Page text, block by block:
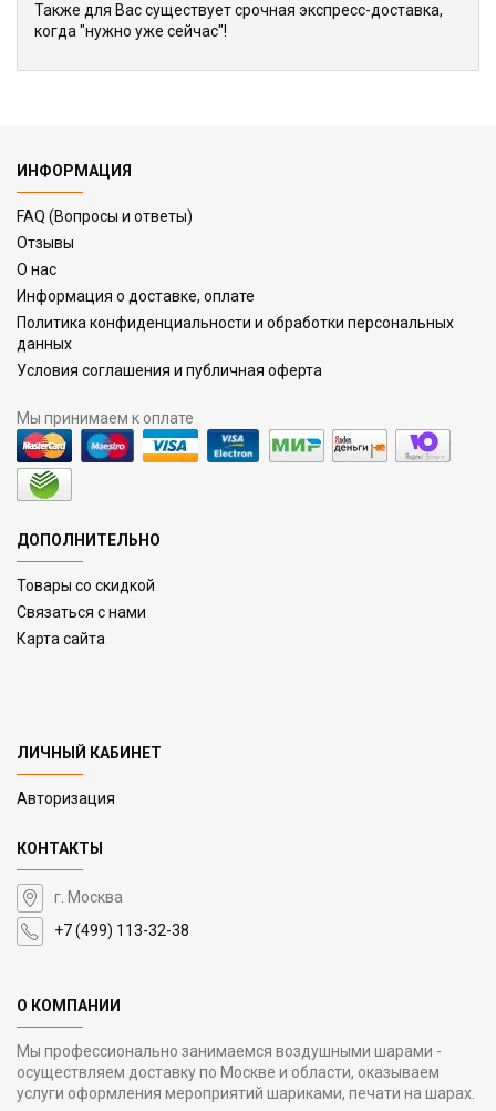
Также для Вас существует срочная экспресс-доставка,
когда "нужно уже сейчас"!
ИНФОРМАЦИЯ
FAQ (Вопросы и ответы)
Отзывы
О нас
Информация о доставке, оплате
Политика конфиденциальности и обработки персональных
данных
Условия соглашения и публичная оферта
Мы принимаем к оплате
ДОПОЛНИТЕЛЬНО
Товары со скидкой
Связаться с нами
Карта сайта
ЛИЧНЫЙ КАБИНЕТ
Авторизация
КОНТАКТЫ
г. Москва
+7 (499) 113-32-38
О КОМПАНИИ
Мы профессионально занимаемся воздушными шарами -
осуществляем доставку по Москве и области, оказываем
услуги оформления мероприятий шариками, печати на шарах.